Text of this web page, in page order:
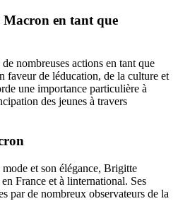
Macron en tant que
nombreuses actions en tant que
faveur de léducation, de la culture et
une importance particulière à
des jeunes à travers
et son élégance, Brigitte
France et à linternational. Ses
par de nombreux observateurs de la